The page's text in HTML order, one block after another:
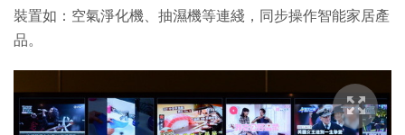
裝置如：空氣淨化機、抽濕機等連綫，同步操作智能家居產
品。